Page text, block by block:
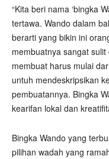
“Kita beri nama ‘bingka
tertawa. Wando dalam
berarti yang bikin ini
membuatnya sangat
membuat harus mulai
untuh mendeskripsikan
pembuatannya. Bingka
kearifan lokal dan
Bingka Wando yang
pilihan wadah yang